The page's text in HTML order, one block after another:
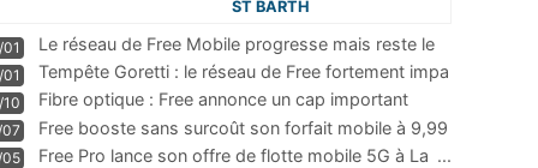
ST BARTH
Le réseau de Free Mobile progresse mais reste le
m
...
Tempête Goretti : le réseau de Free fortement impa
Fibre optique : Free annonce un cap important
pass
...
Free booste sans surcoût son forfait mobile à 9,99
Free Pro lance son offre de flotte mobile 5G à La ...